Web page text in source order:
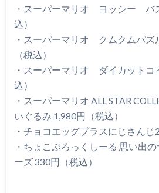
・スーパーマリオ ヨッシー バ
込）
・スーパーマリオ クムクムパズ
（税込）
・スーパーマリオ ダイカットコ
込）
・スーパーマリオ ALL STAR
いぐるみ 1,980円（税込）
・チョコエッグプラスにじさんじ
・ちょこぶろっくしーる 思い出
ーズ 330円（税込）